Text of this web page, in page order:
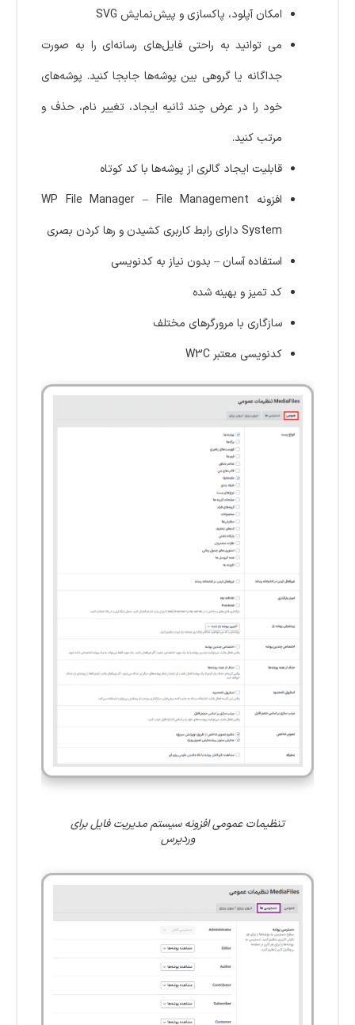
امکان آپلود، پاکسازی و پیش‌نمایش SVG
می توانید به راحتی فایل‌های رسانه‌ای را به صورت
جداگانه یا گروهی بین پوشه‌ها جابجا کنید. پوشه‌های
خود را در عرض چند ثانیه ایجاد، تغییر نام، حذف و
مرتب کنید.
قابلیت ایجاد گالری از پوشه‌ها با کد کوتاه
افزونه WP File Manager – File Management
System دارای رابط کاربری کشیدن و رها کردن بصری
استفاده آسان – بدون نیاز به کدنویسی
کد تمیز و بهینه شده
سازگاری با مرورگرهای مختلف
کدنویسی معتبر W3C
تنظیمات عمومی افزونه سیستم مدیریت فایل برای
وردپرس